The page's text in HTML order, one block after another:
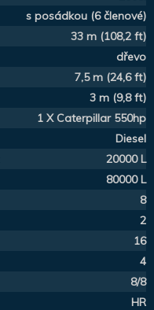
s posádkou (6 členové)
33 m (108,2 ft)
dřevo
7,5 m (24,6 ft)
3 m (9,8 ft)
1 X Caterpillar 550hp
Diesel
20000 L
80000 L
8
2
16
4
8/8
HR